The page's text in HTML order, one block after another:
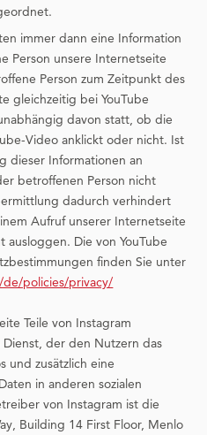
immer dann eine Information
Person unsere Internetseite
Person zum Zeitpunkt des
gleichzeitig bei YouTube
davon statt, ob die
Video anklickt oder nicht. Ist
dieser Informationen an
betroffenen Person nicht
dadurch verhindert
Aufruf unserer Internetseite
ausloggen. Die von YouTube
finden Sie unter
policies/privacy/
Teile von Instagram
der den Nutzern das
und zusätzlich eine
in anderen sozialen
von Instagram ist die
Building 14 First Floor, Menlo